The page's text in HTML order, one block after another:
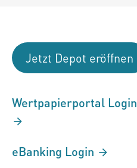
Jetzt Depot eröffnen
Wertpapierportal Login
eBanking Login